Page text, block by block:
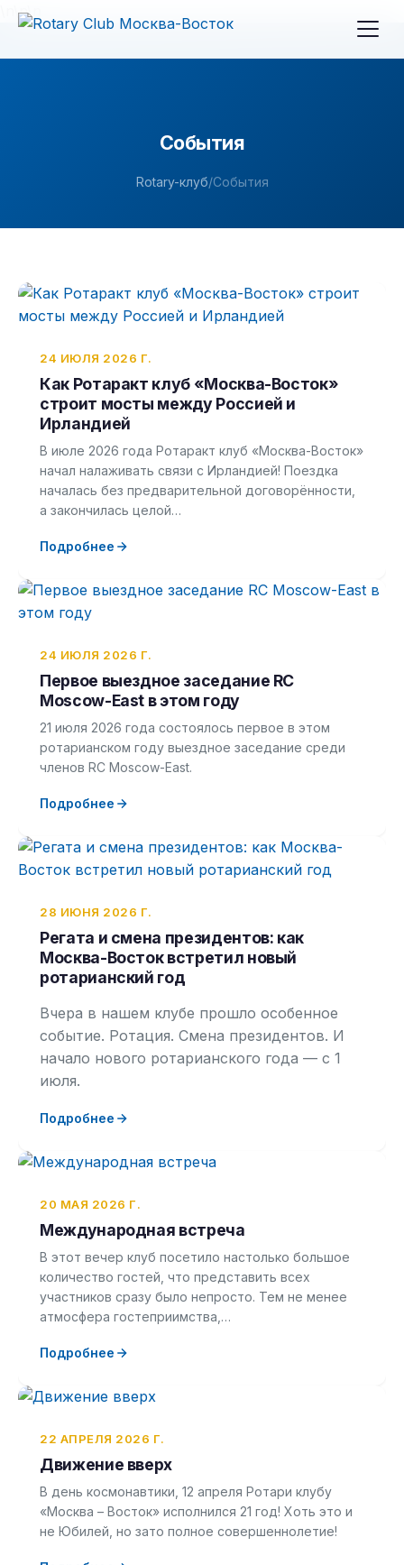
\n\n
События
Rotary-клуб/События
24 ИЮЛЯ 2026 Г.
Как Ротаракт клуб «Москва-Восток»
строит мосты между Россией и
Ирландией
В июле 2026 года Ротаракт клуб «Москва-Восток»
начал налаживать связи с Ирландией! Поездка
началась без предварительной договорённости,
а закончилась целой…
Подробнее
24 ИЮЛЯ 2026 Г.
Первое выездное заседание RC
Moscow-East в этом году
21 июля 2026 года состоялось первое в этом
ротарианском году выездное заседание среди
членов RC Moscow-East.
Подробнее
28 ИЮНЯ 2026 Г.
Регата и смена президентов: как
Москва-Восток встретил новый
ротарианский год
Вчера в нашем клубе прошло особенное
событие. Ротация. Смена президентов. И
начало нового ротарианского года — с 1
июля.
Подробнее
20 МАЯ 2026 Г.
Международная встреча
В этот вечер клуб посетило настолько большое
количество гостей, что представить всех
участников сразу было непросто. Тем не менее
атмосфера гостеприимства,…
Подробнее
22 АПРЕЛЯ 2026 Г.
Движение вверх
В день космонавтики, 12 апреля Ротари клубу
«Москва – Восток» исполнился 21 год! Хоть это и
не Юбилей, но зато полное совершеннолетие!